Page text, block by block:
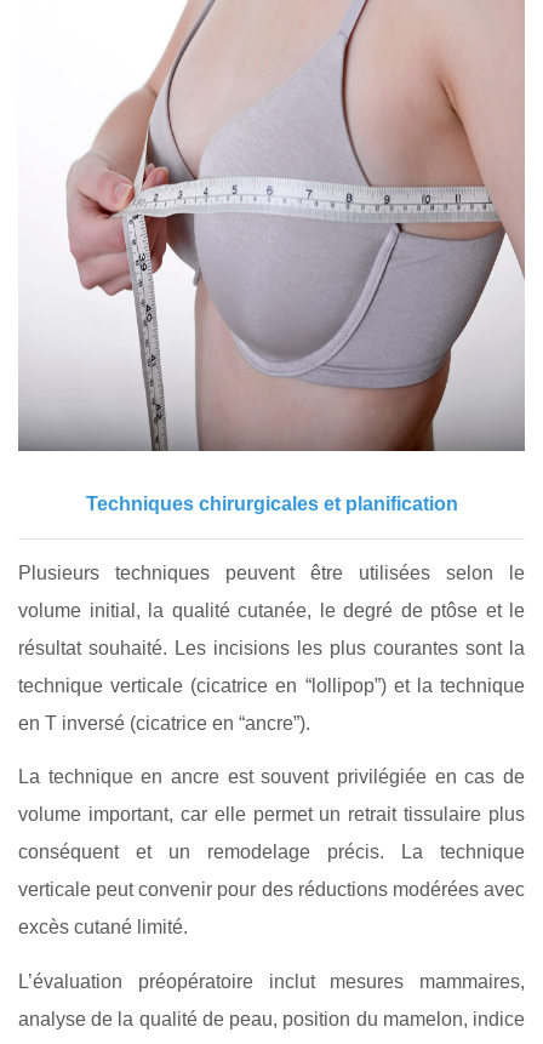
Techniques chirurgicales et planification
Plusieurs techniques peuvent être utilisées selon le
volume initial, la qualité cutanée, le degré de ptôse et le
résultat souhaité. Les incisions les plus courantes sont la
technique verticale (cicatrice en “lollipop”) et la technique
en T inversé (cicatrice en “ancre”).
La technique en ancre est souvent privilégiée en cas de
volume important, car elle permet un retrait tissulaire plus
conséquent et un remodelage précis. La technique
verticale peut convenir pour des réductions modérées avec
excès cutané limité.
L’évaluation préopératoire inclut mesures mammaires,
analyse de la qualité de peau, position du mamelon, indice